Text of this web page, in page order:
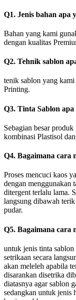
Q1. Jenis bahan apa
Bahan yang kami
dengan kualitas
Q2. Tehnik sablon
tenik sablon yang
Printing.
Q3. Tinta Sablon
Sebagian besar
kombinasi Plastisol
Q4. Bagaimana cara
Proses mencuci kaos
dengan menggunakan
ditergent terlalu lama.
langsung dibawah
pudar.
Q5. Bagaimana cara
untuk jenis tinta
setrikaan secara
akan meleleh apabila
disarankan disetrika
diatasnya agar sablon
sedangkan untuk jenis